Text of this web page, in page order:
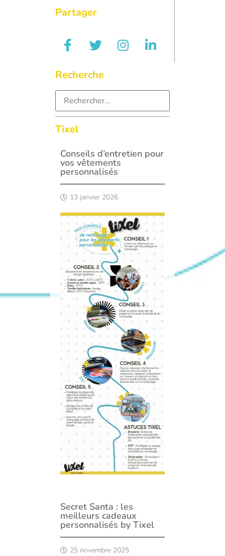
Partager
Recherche
Tixel
Conseils d’entretien pour
vos vêtements
personnalisés
13 janvier 2026
Secret Santa : les
meilleurs cadeaux
personnalisés by Tixel
25 novembre 2025